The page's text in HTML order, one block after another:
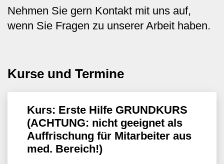
Nehmen Sie gern Kontakt mit uns auf,
wenn Sie Fragen zu unserer Arbeit haben.
Kurse und Termine
Kurs: Erste Hilfe GRUNDKURS
(ACHTUNG: nicht geeignet als
Auffrischung für Mitarbeiter aus
med. Bereich!)